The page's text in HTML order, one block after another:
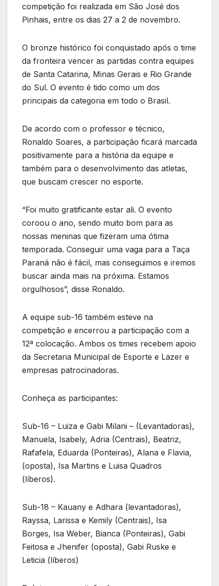
competição foi realizada em São José dos
Pinhais, entre os dias 27 a 2 de novembro.
O bronze histórico foi conquistado após o time
da fronteira vencer as partidas contra equipes
de Santa Catarina, Minas Gerais e Rio Grande
do Sul. O evento é tido como um dos
principais da categoria em todo o Brasil.
De acordo com o professor e técnico,
Ronaldo Soares, a participação ficará marcada
positivamente para a história da equipe e
também para o desenvolvimento das atletas,
que buscam crescer no esporte.
“Foi muito gratificante estar ali. O evento
coroou o ano, sendo muito bom para as
nossas meninas que fizeram uma ótima
temporada. Conseguir uma vaga para a Taça
Paraná não é fácil, mas conseguimos e iremos
buscar ainda mais na próxima. Estamos
orgulhosos”, disse Ronaldo.
A equipe sub-16 também esteve na
competição e encerrou a participação com a
12ª colocação. Ambos os times recebem apoio
da Secretaria Municipal de Esporte e Lazer e
empresas patrocinadoras.
Conheça as participantes:
Sub-16 – Luiza e Gabi Milani – (Levantadoras),
Manuela, Isabely, Adria (Centrais), Beatriz,
Rafafela, Eduarda (Ponteiras), Alana e Flavia,
(oposta), Isa Martins e Luisa Quadros
(líberos).
Sub-18 – Kauany e Adhara (levantadoras),
Rayssa, Larissa e Kemily (Centrais), Isa
Borges, Isa Weber, Bianca (Ponteiras), Gabi
Feitosa e Jhenifer (oposta), Gabi Ruske e
Leticia (líberos)